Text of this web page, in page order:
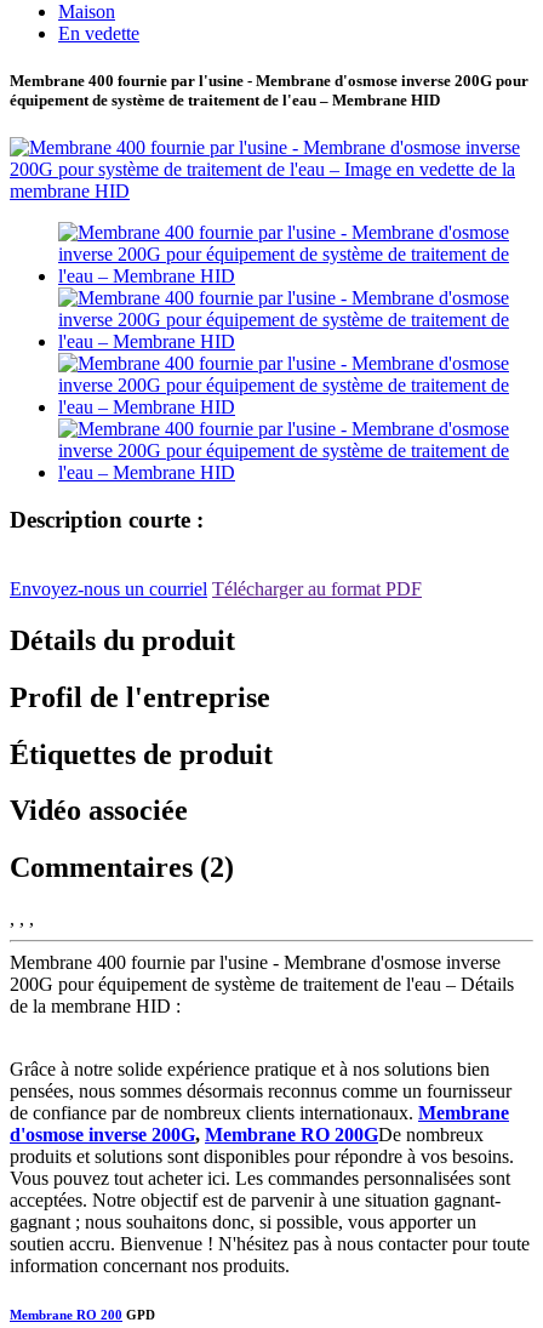
Maison
En vedette
Membrane 400 fournie par l'usine - Membrane d'osmose inverse 200G pour
équipement de système de traitement de l'eau – Membrane HID
Description courte :
Envoyez-nous un courriel Télécharger au format PDF
Détails du produit
Profil de l'entreprise
Étiquettes de produit
Vidéo associée
Commentaires (2)
, , ,
Membrane 400 fournie par l'usine - Membrane d'osmose inverse
200G pour équipement de système de traitement de l'eau – Détails
de la membrane HID :
Grâce à notre solide expérience pratique et à nos solutions bien
pensées, nous sommes désormais reconnus comme un fournisseur
de confiance par de nombreux clients internationaux. Membrane
d'osmose inverse 200G, Membrane RO 200GDe nombreux
produits et solutions sont disponibles pour répondre à vos besoins.
Vous pouvez tout acheter ici. Les commandes personnalisées sont
acceptées. Notre objectif est de parvenir à une situation gagnant-
gagnant ; nous souhaitons donc, si possible, vous apporter un
soutien accru. Bienvenue ! N'hésitez pas à nous contacter pour toute
information concernant nos produits.
Membrane RO 200 GPD